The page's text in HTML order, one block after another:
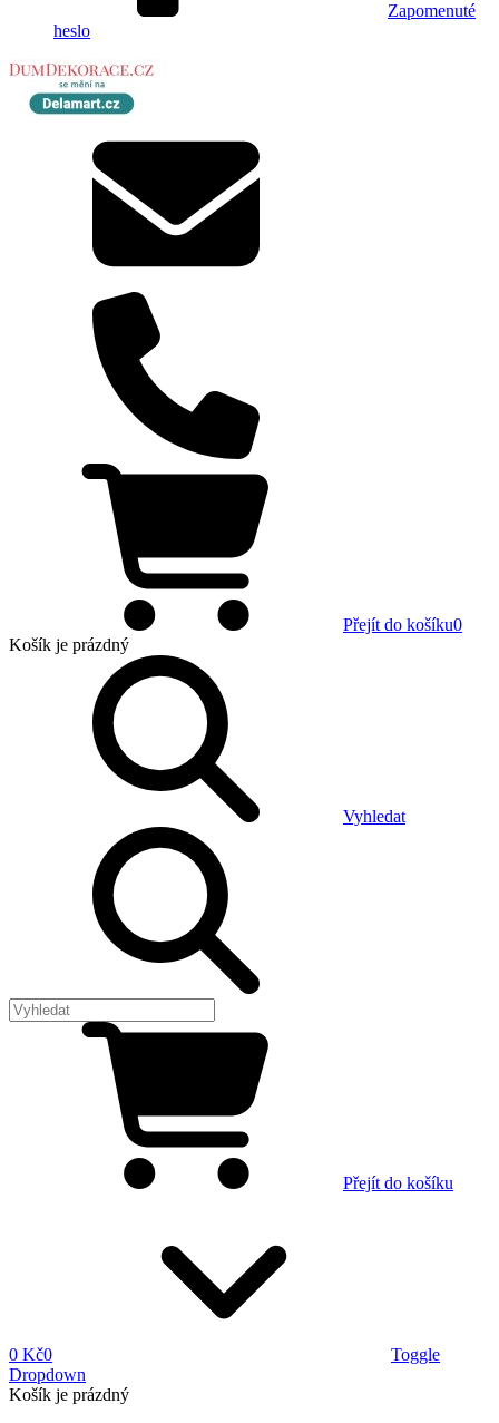
Zapomenuté
heslo
Přejít do košíku0
Košík je prázdný
Vyhledat
Přejít do košíku
0 Kč0
Toggle
Dropdown
Košík je prázdný